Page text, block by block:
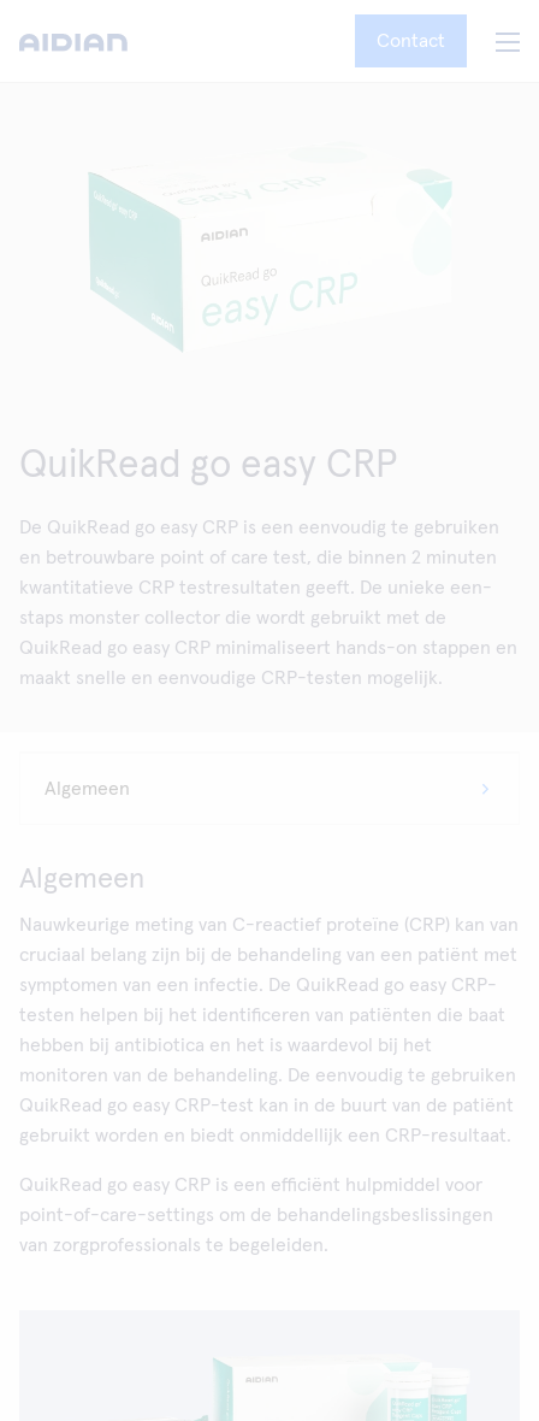
Contact
QuikRead go easy CRP
De QuikRead go easy CRP is een eenvoudig te gebruiken
en betrouwbare point of care test, die binnen 2 minuten
kwantitatieve CRP testresultaten geeft. De unieke een-
staps monster collector die wordt gebruikt met de
QuikRead go easy CRP minimaliseert hands-on stappen en
maakt snelle en eenvoudige CRP-testen mogelijk.
Algemeen
Nauwkeurige meting van C-reactief proteïne (CRP) kan van
cruciaal belang zijn bij de behandeling van een patiënt met
symptomen van een infectie. De QuikRead go easy CRP-
testen helpen bij het identificeren van patiënten die baat
hebben bij antibiotica en het is waardevol bij het
monitoren van de behandeling. De eenvoudig te gebruiken
QuikRead go easy CRP-test kan in de buurt van de patiënt
gebruikt worden en biedt onmiddellijk een CRP-resultaat.
QuikRead go easy CRP is een efficiënt hulpmiddel voor
point-of-care-settings om de behandelingsbeslissingen
van zorgprofessionals te begeleiden.